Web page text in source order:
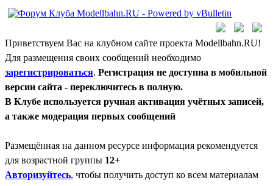
Приветствуем Вас на клубном сайте проекта Modellbahn.RU!
Для размещения своих сообщений необходимо
зарегистрироваться. Регистрация не доступна в мобильной
версии сайта - переключитесь в полную.
В Клубе используется ручная активация учётных записей,
а также модерация первых сообщений
Размещённая на данном ресурсе информация рекомендуется
для возрастной группы 12+
Авторизуйтесь, чтобы получить доступ ко всем материалам